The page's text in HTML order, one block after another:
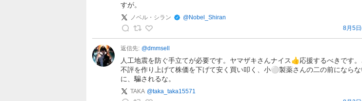
ノ
ベ
ル
すが。
ノベル・シラン @Nobel_Shiran
8月5
返信先: @dmmsell
人工地震を防ぐ手立てが必要です。ヤマザキさんナイス👍応援するべきです
不評を作り上げて株価を下げて安く買い叩く、小⚪️製薬さんの二の前にならな
に、騙されるな。
TAKA @taka_taka15571